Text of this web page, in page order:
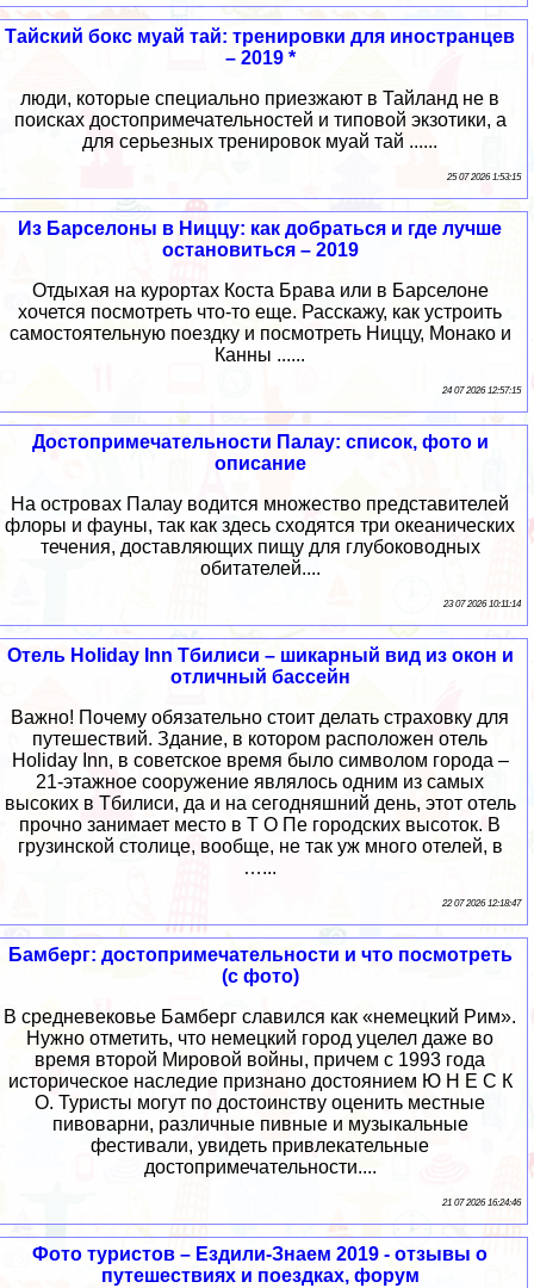
Тайский бокс муай тай: тренировки для иностранцев
– 2019 *
люди, которые специально приезжают в Тайланд не в
поисках достопримечательностей и типовой экзотики, а
для серьезных тренировок муай тай ......
25 07 2026 1:53:15
Из Барселоны в Ниццу: как добраться и где лучше
остановиться – 2019
Отдыхая на курортах Коста Брава или в Барселоне
хочется посмотреть что-то еще. Расскажу, как устроить
самостоятельную поездку и посмотреть Ниццу, Монако и
Канны ......
24 07 2026 12:57:15
Достопримечательности Палау: список, фото и
описание
На островах Палау водится множество представителей
флоры и фауны, так как здесь сходятся три океанических
течения, доставляющих пищу для глубоководных
обитателей....
23 07 2026 10:11:14
Отель Holiday Inn Тбилиси – шикарный вид из окон и
отличный бассейн
Важно! Почему обязательно стоит делать страховку для
путешествий. Здание, в котором расположен отель
Holiday Inn, в советское время было символом города –
21-этажное сооружение являлось одним из самых
высоких в Тбилиси, да и на сегодняшний день, этот отель
прочно занимает место в Т О Пе городских высоток. В
грузинской столице, вообще, не так уж много отелей, в
…...
22 07 2026 12:18:47
Бамберг: достопримечательности и что посмотреть
(с фото)
В средневековье Бамберг славился как «немецкий Рим».
Нужно отметить, что немецкий город уцелел даже во
время второй Мировой войны, причем с 1993 года
историческое наследие признано достоянием Ю Н Е С К
О. Туристы могут по достоинству оценить местные
пивоварни, различные пивные и музыкальные
фестивали, увидеть привлекательные
достопримечательности....
21 07 2026 16:24:46
Фото туристов – Ездили-Знаем 2019 - отзывы о
путешествиях и поездках, форум